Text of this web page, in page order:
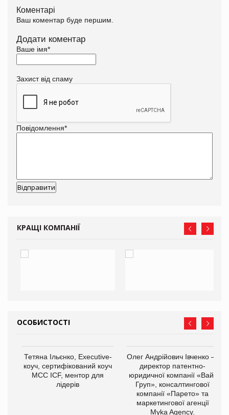
Коментарі
Ваш коментар буде першим.
Додати коментар
Ваше імя*
Захист від спаму
Повідомлення*
КРАЩІ КОМПАНІЇ
ОСОБИСТОСТІ
Тетяна Ільєнко, Executive-
коуч, сертифікований коуч
МСС ICF, ментор для
лідерів
Олег Андрійович Івченко —
директор патентно-
юридичної компанії «Вайз
Груп», консалтингової
компанії «Парето» та
маркетингової агенції
Myka Agency.